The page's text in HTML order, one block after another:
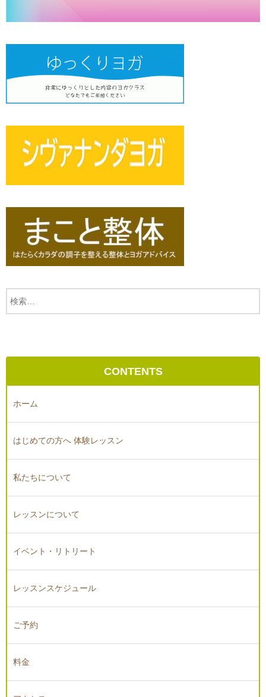
CONTENTS
ホーム
はじめての方へ 体験レッスン
私たちについて
レッスンについて
イベント・リトリート
レッスンスケジュール
ご予約
料金